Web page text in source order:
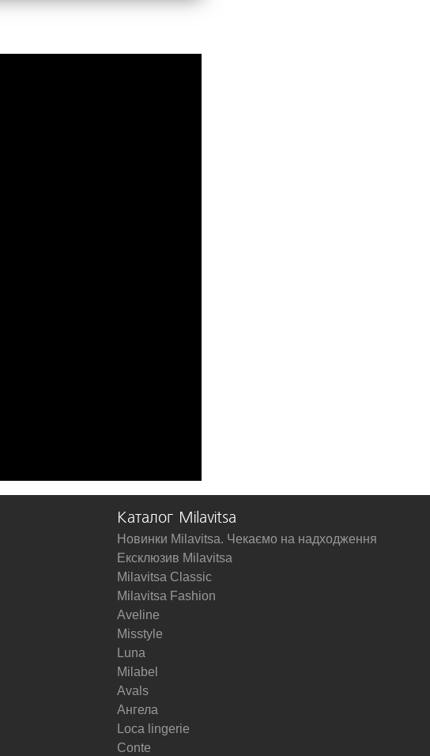
Каталог Milavitsa
Новинки Milavitsa. Чекаємо на надходження
Ексклюзив Milavitsa
Milavitsa Classic
Milavitsa Fashion
Aveline
Misstyle
Luna
Milabel
Avals
Ангела
Loca lingerie
Conte